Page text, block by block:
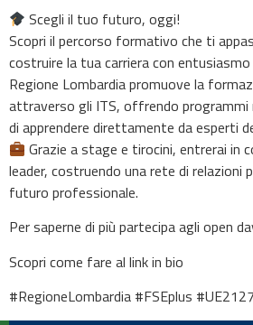
Scegli il tuo futuro, oggi!
Scopri il percorso formativo che ti
costruire la tua carriera con
Regione Lombardia promuove la
attraverso gli ITS, offrendo programmi
di apprendere direttamente da esperti
Grazie a stage e tirocini, entrerai in
leader, costruendo una rete di relazioni
futuro professionale.
Per saperne di più partecipa agli open
Scopri come fare al link in bio
#RegioneLombardia #FSEplus #UE2127